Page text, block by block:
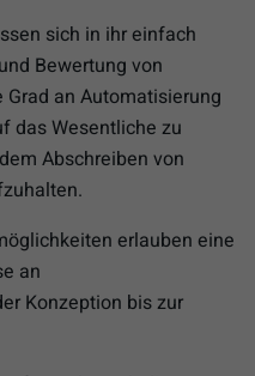
sich in ihr einfach
Bewertung von
an Automatisierung
das Wesentliche zu
Abschreiben von
erlauben eine
an
Konzeption bis zur